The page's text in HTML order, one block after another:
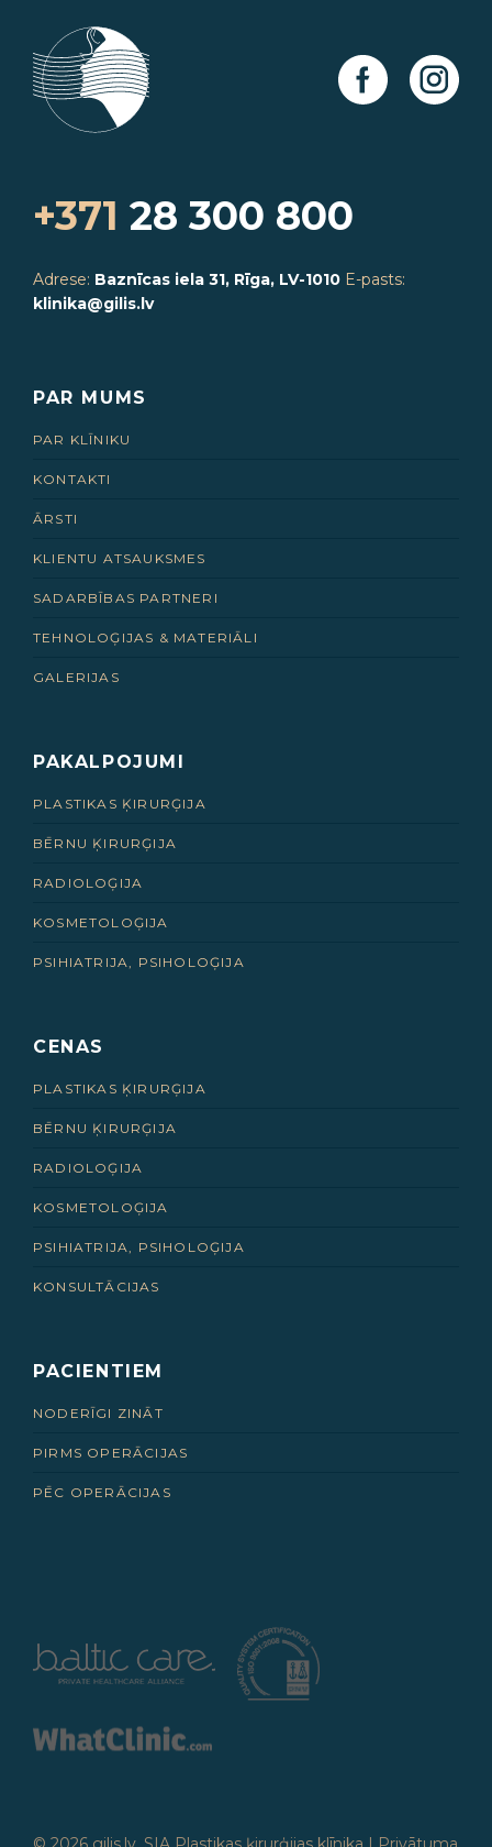
+371 28 300 800
Adrese: Baznīcas iela 31, Rīga, LV-1010 E-pasts:
klinika@gilis.lv
PAR MUMS
PAR KLĪNIKU
KONTAKTI
ĀRSTI
KLIENTU ATSAUKSMES
SADARBĪBAS PARTNERI
TEHNOLOĢIJAS & MATERIĀLI
GALERIJAS
PAKALPOJUMI
PLASTIKAS ĶIRURĢIJA
BĒRNU ĶIRURĢIJA
RADIOLOĢIJA
KOSMETOLOĢIJA
PSIHIATRIJA, PSIHOLOĢIJA
CENAS
PLASTIKAS ĶIRURĢIJA
BĒRNU ĶIRURĢIJA
RADIOLOĢIJA
KOSMETOLOĢIJA
PSIHIATRIJA, PSIHOLOĢIJA
KONSULTĀCIJAS
PACIENTIEM
NODERĪGI ZINĀT
PIRMS OPERĀCIJAS
PĒC OPERĀCIJAS